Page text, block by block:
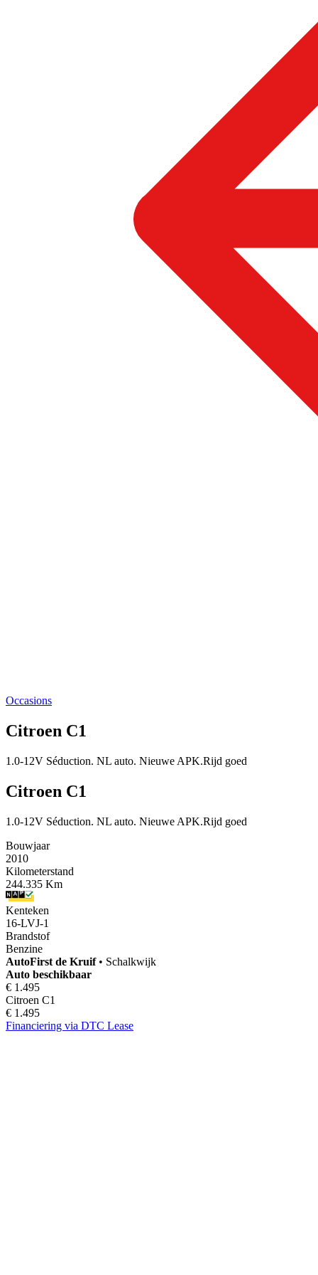
Occasions
Citroen C1
1.0-12V Séduction. NL auto. Nieuwe APK.Rijd goed
Citroen C1
1.0-12V Séduction. NL auto. Nieuwe APK.Rijd goed
Bouwjaar
2010
Kilometerstand
244.335 Km
Kenteken
16-LVJ-1
Brandstof
Benzine
AutoFirst de Kruif • Schalkwijk
Auto beschikbaar
€ 1.495
Citroen C1
€ 1.495
Financiering via DTC Lease